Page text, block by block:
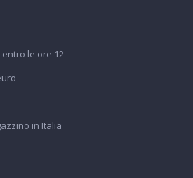
le ore 12
in Italia